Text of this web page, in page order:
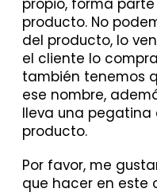
propio, forma
producto. No
del producto, lo
el cliente lo
también tenemos
ese nombre,
lleva una pegatina
producto.
Por favor, me
que hacer en este